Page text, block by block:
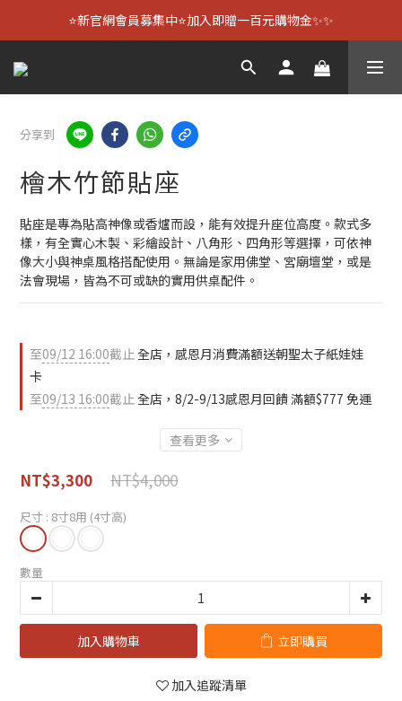
⭐新官網會員募集中⭐加入即贈一百元購物金✨✨
分享到
檜木竹節貼座
貼座是專為貼高神像或香爐而設，能有效提升座位高度。款式多
樣，有全實心木製、彩繪設計、八角形、四角形等選擇，可依神
像大小與神桌風格搭配使用。無論是家用佛堂、宮廟壇堂，或是
法會現場，皆為不可或缺的實用供桌配件。
至09/12 16:00截止全店，感恩月消費滿額送朝聖太子紙娃娃
卡
至09/13 16:00截止全店，8/2-9/13感恩月回饋 滿額$777 免運
查看更多
NT$4,000
NT$3,300
尺寸 : 8寸8用 (4寸高)
數量
加入購物車 立即購買
加入追蹤清單